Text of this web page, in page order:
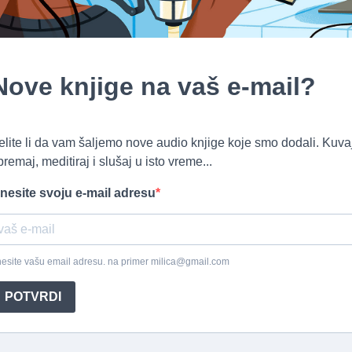
knjige na vaš e-mail?
li da vam šaljemo nove audio knjige koje smo dodali.
meditiraj i slušaj u isto vreme...
svoju e-mail adresu
vašu email adresu. na primer milica@gmail.com
POTVRDI